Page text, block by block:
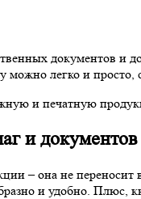
документов и
можно легко и
и печатную
и документов
– она не
и удобно. Плюс,